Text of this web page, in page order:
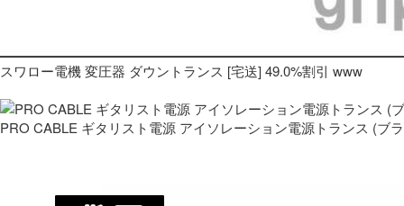
スワロー電機 変圧器 ダウントランス [宅送] 49.0%割引 www
PRO CABLE ギタリスト電源 アイソレーション電源トランス (ブ